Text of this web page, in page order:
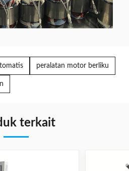
peralatan motor berliku
terkait